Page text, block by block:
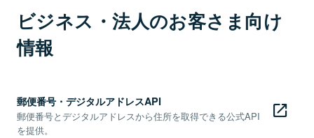
ビジネス・法人のお客さま向け
情報
郵便番号・デジタルアドレスAPI
郵便番号とデジタルアドレスから住所を取得できる公式API
を提供。